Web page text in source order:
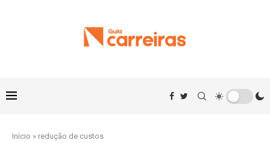
Início » redução de custos